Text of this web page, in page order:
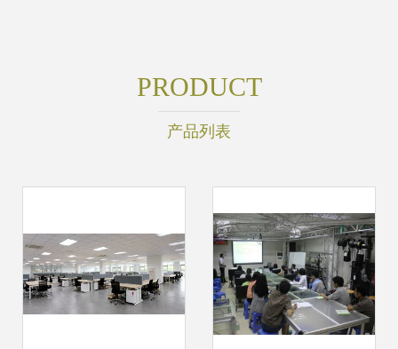
PRODUCT
产品列表